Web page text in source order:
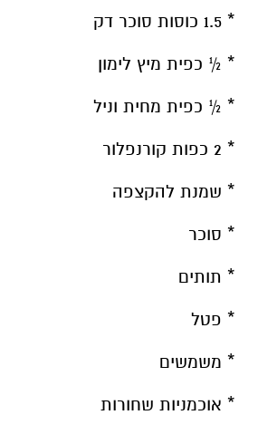
* 1.5 כוסות סוכר דק
* ½ כפית מיץ לימון
* ½ כפית מחית וניל
* 2 כפות קורנפלור
* שמנת להקצפה
* סוכר
* תותים
* פטל
* משמשים
* אוכמניות שחורות